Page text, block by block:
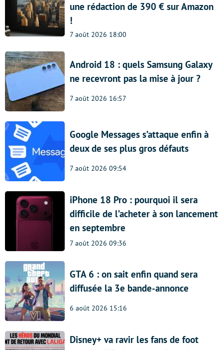
une rédaction de 390 € sur Amazon
!
7 août 2026 18:00
Android 18 : quels Samsung Galaxy
ne recevront pas la mise à jour ?
7 août 2026 16:57
Google Messages s’attaque enfin à
deux de ses plus gros défauts
7 août 2026 09:54
iPhone 18 Pro : pourquoi il sera
difficile de l’acheter à son lancement
en septembre
7 août 2026 09:36
GTA 6 : on sait enfin quand sera
diffusée la 3e bande-annonce
6 août 2026 15:16
Disney+ va ravir les fans de foot